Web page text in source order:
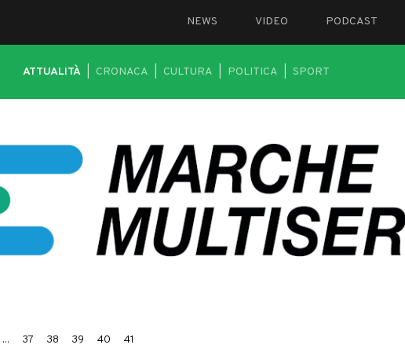
NEWS VIDEO PODCAST
ATTUALITÀ CRONACA CULTURA POLITICA SPORT
... 37 38 39 40 41